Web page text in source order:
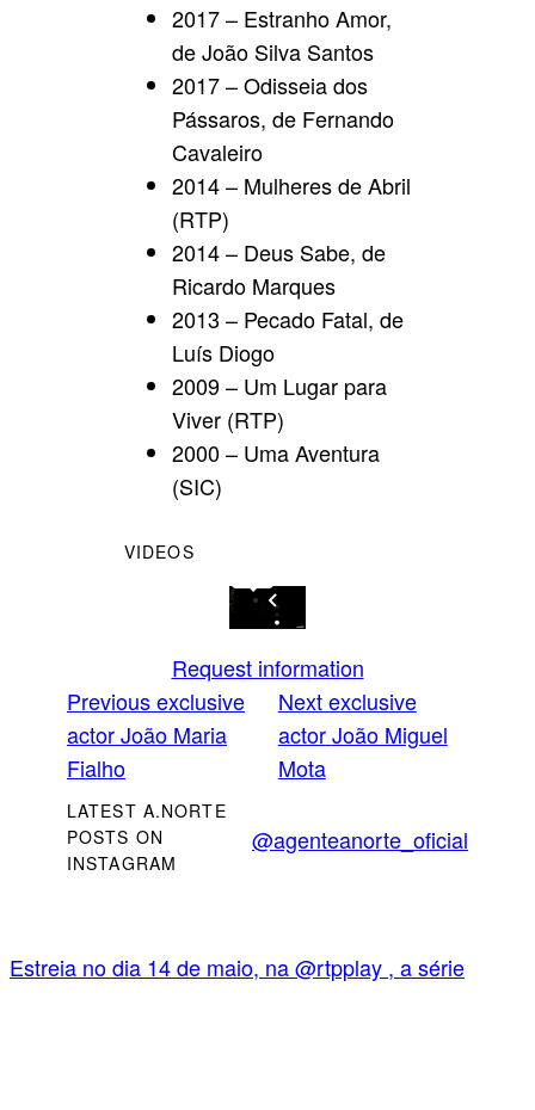
2017 – Estranho Amor,
de João Silva Santos
2017 – Odisseia dos
Pássaros, de Fernando
Cavaleiro
2014 – Mulheres de Abril
(RTP)
2014 – Deus Sabe, de
Ricardo Marques
2013 – Pecado Fatal, de
Luís Diogo
2009 – Um Lugar para
Viver (RTP)
2000 – Uma Aventura
(SIC)
VIDEOS
Request information
Previous exclusive
actorJoão Maria
Fialho
Next exclusive
actor João Miguel
Mota
LATEST A.NORTE
POSTS ON
INSTAGRAM
@agenteanorte_oficial
Estreia no dia 14 de maio, na @rtpplay , a série